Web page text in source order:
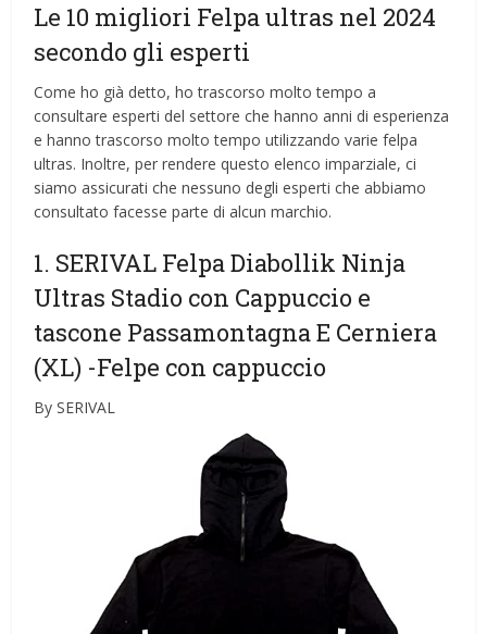
Le 10 migliori Felpa ultras nel 2024
secondo gli esperti
Come ho già detto, ho trascorso molto tempo a
consultare esperti del settore che hanno anni di esperienza
e hanno trascorso molto tempo utilizzando varie felpa
ultras. Inoltre, per rendere questo elenco imparziale, ci
siamo assicurati che nessuno degli esperti che abbiamo
consultato facesse parte di alcun marchio.
1. SERIVAL Felpa Diabollik Ninja
Ultras Stadio con Cappuccio e
tascone Passamontagna E Cerniera
(XL) -Felpe con cappuccio
By SERIVAL